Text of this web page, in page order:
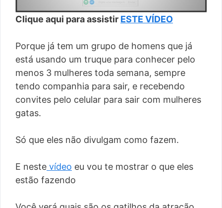
Clique aqui para assistir ESTE VÍDEO
Porque já tem um grupo de homens que já
está usando um truque para conhecer pelo
menos 3 mulheres toda semana, sempre
tendo companhia para sair, e recebendo
convites pelo celular para sair com mulheres
gatas.
Só que eles não divulgam como fazem.
E neste vídeo eu vou te mostrar o que eles
estão fazendo